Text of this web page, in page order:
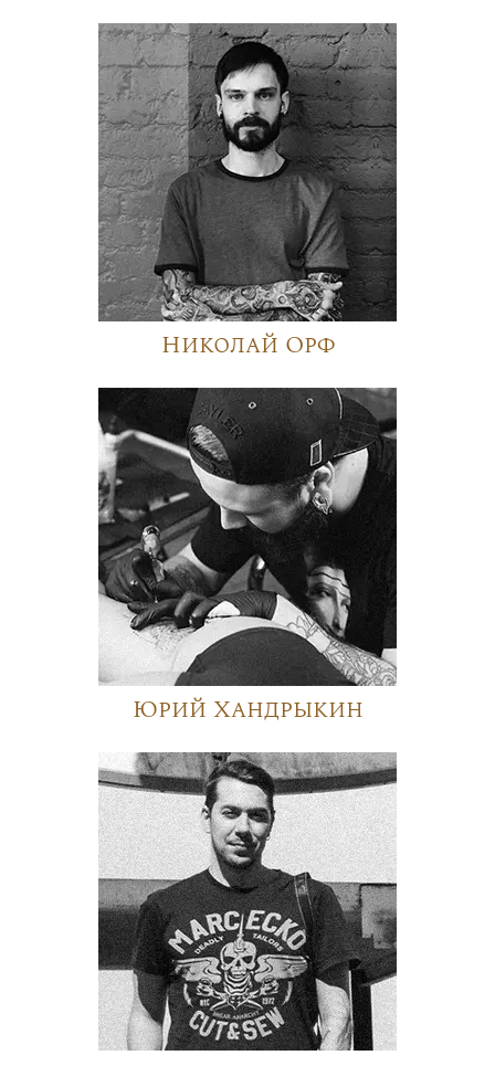
Николай Орф
Юрий Хандрыкин